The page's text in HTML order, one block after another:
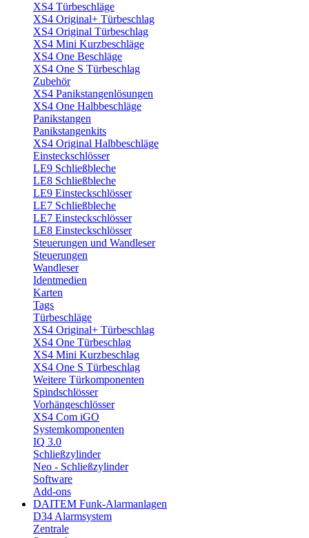
XS4 Türbeschläge
XS4 Original+ Türbeschlag
XS4 Original Türbeschlag
XS4 Mini Kurzbeschläge
XS4 One Beschläge
XS4 One S Türbeschlag
Zubehör
XS4 Panikstangenlösungen
XS4 One Halbbeschläge
Panikstangen
Panikstangenkits
XS4 Original Halbbeschläge
Einsteckschlösser
LE9 Schließbleche
LE8 Schließbleche
LE9 Einsteckschlösser
LE7 Schließbleche
LE7 Einsteckschlösser
LE8 Einsteckschlösser
Steuerungen und Wandleser
Steuerungen
Wandleser
Identmedien
Karten
Tags
Türbeschläge
XS4 Original+ Türbeschlag
XS4 One Türbeschlag
XS4 Mini Kurzbeschlag
XS4 One S Türbeschlag
Weitere Türkomponenten
Spindschlösser
Vorhängeschlösser
XS4 Com iGO
Systemkomponenten
IQ 3.0
Schließzylinder
Neo - Schließzylinder
Software
Add-ons
DAITEM Funk-Alarmanlagen
D34 Alarmsystem
Zentrale